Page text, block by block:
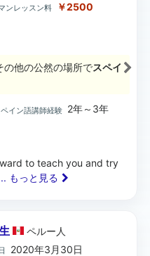
ンレッスン料 ￥2500
の他の公然の場所でスペイ
イン語講師経験
2年～3年
to teach you and try
もっと見る
ペルー 人
2020年3月30日